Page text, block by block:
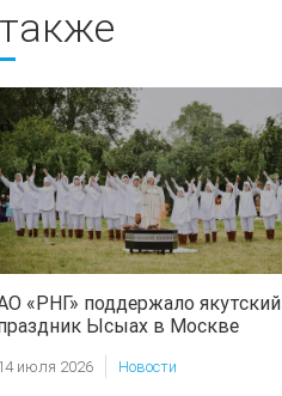
«РНГ» поддержало якутский
Ысыах в Москве
июля 2026 Новости